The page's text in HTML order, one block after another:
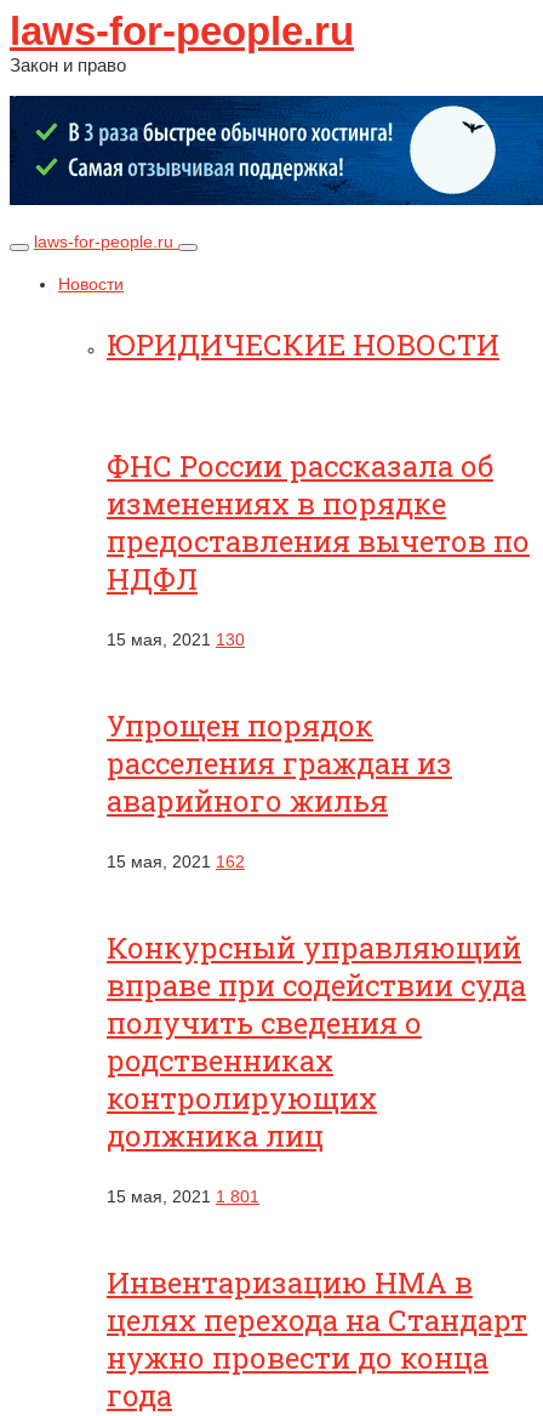
laws-for-people.ru
Закон и право
laws-for-people.ru
Новости
ЮРИДИЧЕСКИЕ НОВОСТИ
ФНС России рассказала об
изменениях в порядке
предоставления вычетов по
НДФЛ
15 мая, 2021 130
Упрощен порядок
расселения граждан из
аварийного жилья
15 мая, 2021 162
Конкурсный управляющий
вправе при содействии суда
получить сведения о
родственниках
контролирующих
должника лиц
15 мая, 2021 1 801
Инвентаризацию НМА в
целях перехода на Стандарт
нужно провести до конца
года